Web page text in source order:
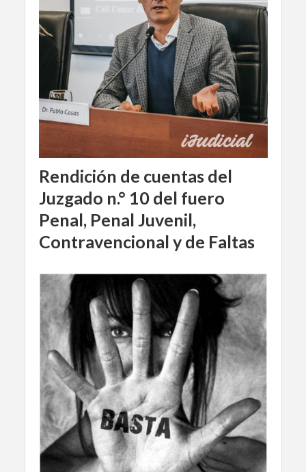
Rendición de cuentas del
Juzgado n.° 10 del fuero
Penal, Penal Juvenil,
Contravencional y de Faltas